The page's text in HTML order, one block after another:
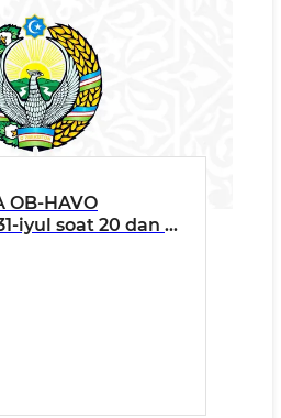
OB-HAVO
iyul soat 20 dan 1-